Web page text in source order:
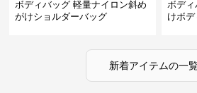
ボディバッグ 軽量ナイロン斜め
がけショルダーバッグ
ボデ
けボ
新着アイテムの一